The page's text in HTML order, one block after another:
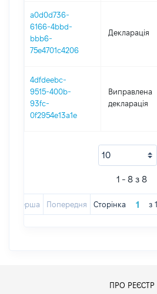
a0d0d736-
6166-4bbd-
bbb6-
75e4701c4206
Декларація
4dfdeebc-
9515-400b-
93fc-
0f2954e13a1e
Виправлена
декларація
1 - 8 з 8
Перша Попередня Сторінка з 1
ПРО РЕЄСТР